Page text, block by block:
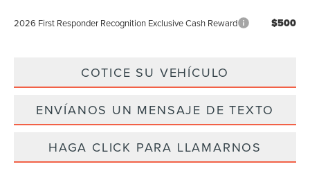
2026 First Responder Recognition Exclusive Cash Reward $500
COTICE SU VEHÍCULO
ENVÍANOS UN MENSAJE DE TEXTO
HAGA CLICK PARA LLAMARNOS